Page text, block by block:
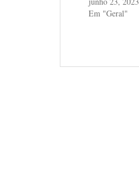
Em "Geral"